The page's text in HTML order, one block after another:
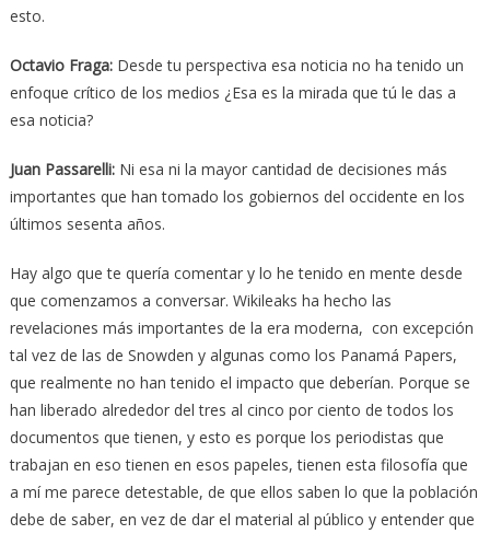
esto.
Octavio Fraga:Desde tu perspectiva esa noticia no ha tenido un
enfoque crítico de los medios ¿Esa es la mirada que tú le das a
esa noticia?
Juan Passarelli:Ni esa ni la mayor cantidad de decisiones más
importantes que han tomado los gobiernos del occidente en los
últimos sesenta años.
Hay algo que te quería comentar y lo he tenido en mente desde
que comenzamos a conversar. Wikileaks ha hecho las
revelaciones más importantes de la era moderna, con excepción
tal vez de las de Snowden y algunas como los Panamá Papers,
que realmente no han tenido el impacto que deberían. Porque se
han liberado alrededor del tres al cinco por ciento de todos los
documentos que tienen, y esto es porque los periodistas que
trabajan en eso tienen en esos papeles, tienen esta filosofía que
a mí me parece detestable, de que ellos saben lo que la población
debe de saber, en vez de dar el material al público y entender que